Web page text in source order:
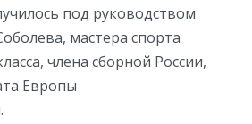
под руководством
мастера спорта
члена сборной России,
Европы